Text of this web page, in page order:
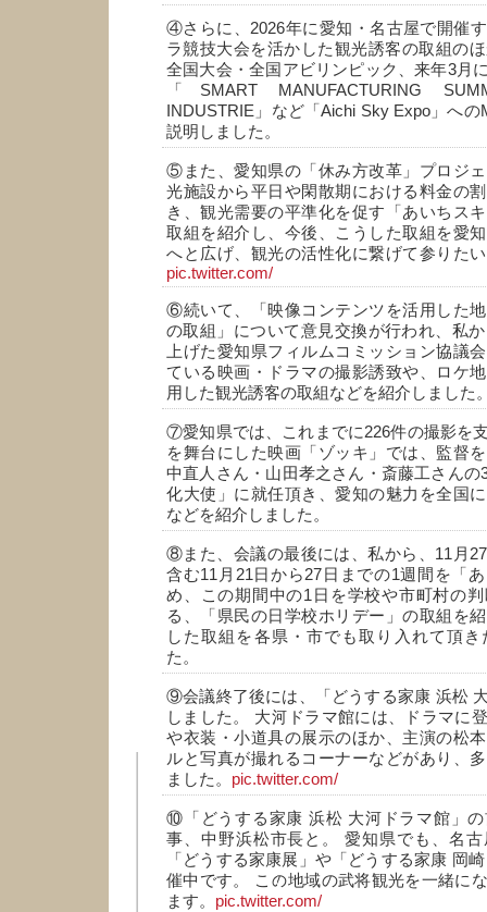
④さらに、2026年に愛知・名古屋で開催
ラ競技大会を活かした観光誘客の取組の
全国大会・全国アビリンピック、来年3月
「SMART MANUFACTURING
INDUSTRIE」など「Aichi Sky Expo」へ
説明しました。
⑤また、愛知県の「休み方改革」プロジ
光施設から平日や閑散期における料金の
き、観光需要の平準化を促す「あいちス
取組を紹介し、今後、こうした取組を愛
へと広げ、観光の活性化に繋げて参りた
pic.twitter.com/
⑥続いて、「映像コンテンツを活用した
の取組」について意見交換が行われ、私
上げた愛知県フィルムコミッション協議
ている映画・ドラマの撮影誘致や、ロケ
用した観光誘客の取組などを紹介しました
⑦愛知県では、これまでに226件の撮影を
を舞台にした映画「ゾッキ」では、監督
中直人さん・山田孝之さん・斎藤工さんの
化大使」に就任頂き、愛知の魅力を全国
などを紹介しました。
⑧また、会議の最後には、私から、11月
含む11月21日から27日までの1週間を「
め、この期間中の1日を学校や市町村の
る、「県民の日学校ホリデー」の取組を
した取組を各県・市でも取り入れて頂
た。
⑨会議終了後には、「どうする家康 浜松
しました。 大河ドラマ館には、ドラマに
や衣装・小道具の展示のほか、主演の松
ルと写真が撮れるコーナーなどがあり、
ました。 pic.twitter.com/
⑩「どうする家康 浜松 大河ドラマ館」
事、中野浜松市長と。 愛知県でも、名
「どうする家康展」や「どうする家康 岡
催中です。 この地域の武将観光を一緒に
ます。 pic.twitter.com/